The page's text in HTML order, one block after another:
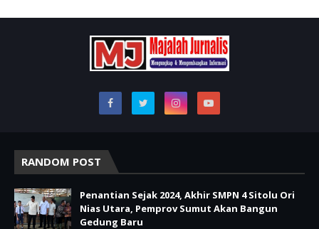
RANDOM POST
Penantian Sejak 2024, Akhir SMPN 4 Sitolu Ori
Nias Utara, Pemprov Sumut Akan Bangun
Gedung Baru